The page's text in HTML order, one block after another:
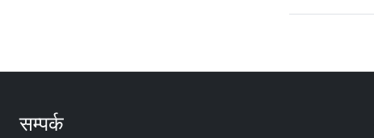
सम्पर्क